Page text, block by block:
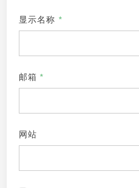
显示名称 *
邮箱 *
网站